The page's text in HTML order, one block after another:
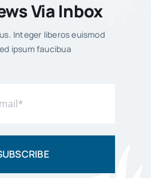
Via Inbox
Integer liberos euismod
ipsum faucibua